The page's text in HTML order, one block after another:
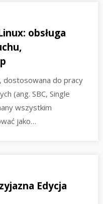
obsługa
dostosowana do pracy
(ang. SBC, Single
wszystkim
jako…
Edycja